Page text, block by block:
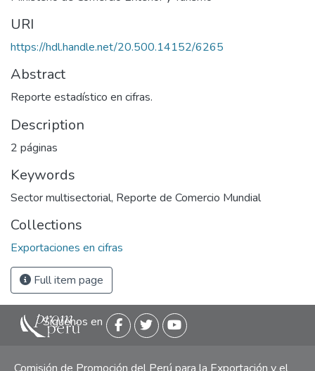
URI
https://hdl.handle.net/20.500.14152/6265
Abstract
Reporte estadístico en cifras.
Description
2 páginas
Keywords
Sector multisectorial, Reporte de Comercio Mundial
Collections
Exportaciones en cifras
Full item page
Siguenos en